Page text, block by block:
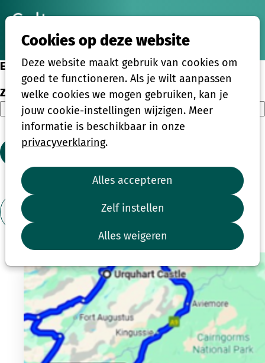
Cookies op deze website
Deze website maakt gebruik van cookies om
goed te functioneren. Als je wilt aanpassen
welke cookies we mogen gebruiken, kan je
jouw cookie-instellingen wijzigen. Meer
informatie is beschikbaar in onze
privacyverklaring.
Alles accepteren
Zelf instellen
Alles weigeren
Eenmalige activiteiten
Zoeken
Zoeken
2 3 4 ...